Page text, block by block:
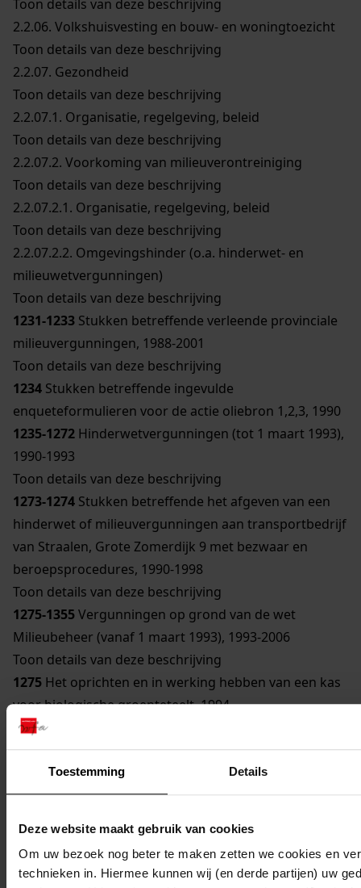
Toestemming Details
Deze website maakt gebruik van cookies
Om uw bezoek nog beter te maken zetten we cookies en
technieken in. Hiermee kunnen wij (en derde partijen) uw
Toon details van deze beschrijving
2.2.06. Volkshuisvesting en bouw- en woningtoezicht
Toon details van deze beschrijving
2.2.07. Gezondheid
Toon details van deze beschrijving
2.2.07.1. Organisatie, regelgeving, beleid
Toon details van deze beschrijving
2.2.07.2. Voorkoming van milieuverontreiniging
Toon details van deze beschrijving
2.2.07.2.1. Organisatie, regelgeving, beleid
Toon details van deze beschrijving
2.2.07.2.2. Omgevingshinder (o.a. hinderwet- en
milieuwetvergunningen)
Toon details van deze beschrijving
1231-1233 Stukken betreffende verleende provinciale
milieuvergunningen, 1988-2001
Toon details van deze beschrijving
1234 Stukken betreffende ingevulde
enqueteformulieren voor de actie oliebron 1,2,3, 1990
1235-1272 Hinderwetvergunningen (tot 1 maart 1993),
1990-1993
Toon details van deze beschrijving
1273-1274 Stukken betreffende het afgeven van een
hinderwet of milieuvergunningen aan transportbedrijf
van Straalen, Grote Zomerdijk 9 met bezwaar en
beroepsprocedures, 1990-1998
Toon details van deze beschrijving
1275-1355Vergunningen op grond van de wet
Milieubeheer (vanaf 1 maart 1993), 1993-2006
Toon details van deze beschrijving
1275 Het oprichten en in werking hebben van een kas
voor biologische groenteteelt, 1994
Toon details van deze beschrijving
1276Het oprichten en in werking hebben van een
Hoveniersbedrijf, 1997
Toon details van deze beschrijving
sport- en fitnesscentrum , alsmede een kantine, 1994-
1997